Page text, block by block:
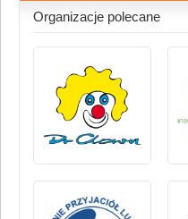
Organizacje polecane